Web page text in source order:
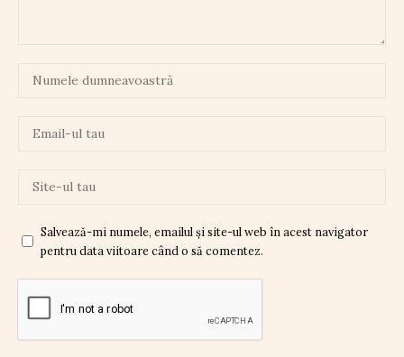
Salvează-mi numele, emailul și site-ul web în acest navigator
pentru data viitoare când o să comentez.